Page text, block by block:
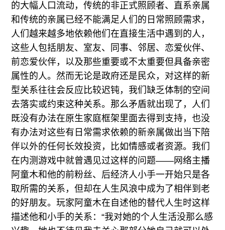
的大幅人口流动，传统的非正式照顾者、直系亲属
和传统的亲属已经不能满足人们的日常照顾需求，
人们越来越多地依赖他们在直接生活中遇到的人，
这些人包括朋友、室友、同事、邻居、恋爱伙伴、
前恋爱伙伴，以及那些重要或不太重要但具备亲密
属性的人。然而无论是政府还是民众，对这样的新
型关系往往会反应比较迟钝，我们缺乏体制的空间
去落实或约束这种关系。那么矛盾就出现了，人们
既没有办法在原生家庭框架里面去得到支持，也没
有办法对这些有日常需求依赖的新亲属做出当下陪
伴以外的任何长效投资，比如情感或者资源。我们
在内测游戏中就曾遇见过这样的问题——网络主播
阿童木和他的前粉丝、后经济人小手一开始只是各
取所需的关系，但却在人生风浪中成为了相伴到老
的好朋友。玩家阿童木在自述他的替代人生时这样
描述他和小手的关系：“我对她的个人生活没那么感